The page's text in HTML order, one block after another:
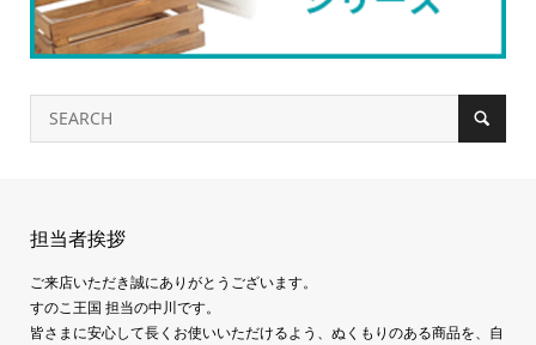
担当者挨拶
ご来店いただき誠にありがとうございます。
すのこ王国 担当の中川です。
皆さまに安心して長くお使いいただけるよう、ぬくもりのある商品を、自